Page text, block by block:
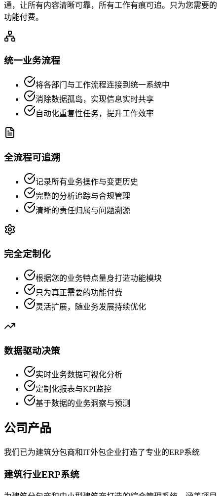
通，让所有内容清晰可靠，所有工作有痕可追。只为您需要的
功能付费。
统一业务流程
将各部门与工作流程连接到统一系统中
消除数据孤岛，实现信息实时共享
自动化重复性任务，提升工作效率
全流程可追溯
记录所有业务操作与变更历史
完整的分析追踪与合规管理
清晰的责任归属与问题溯源
完全定制化
根据您的业务特点量身打造功能模块
只为真正需要的功能付费
灵活扩展，随业务发展持续优化
数据驱动决策
实时业务数据可视化分析
定制化报表与KPI监控
基于数据的业务洞察与预测
公司产品
我们已为建筑分包商和IT外包企业打造了专业的ERP系统
建筑行业ERP系统